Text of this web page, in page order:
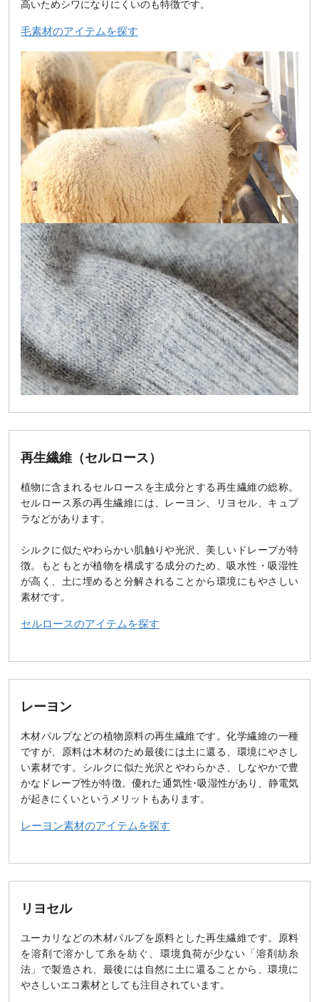
高いためシワになりにくいのも特徴です。
毛素材のアイテムを探す
再生繊維（セルロース）
植物に含まれるセルロースを主成分とする再生繊維の総称。
セルロース系の再生繊維には、レーヨン、リヨセル、キュプ
ラなどがあります。
シルクに似たやわらかい肌触りや光沢、美しいドレープが特
徴。もともとが植物を構成する成分のため、吸水性・吸湿性
が高く、土に埋めると分解されることから環境にもやさしい
素材です。
セルロースのアイテムを探す
レーヨン
木材パルプなどの植物原料の再生繊維です。化学繊維の一種
ですが、原料は木材のため最後には土に還る、環境にやさし
い素材です。シルクに似た光沢とやわらかさ、しなやかで豊
かなドレープ性が特徴。優れた通気性･吸湿性があり、静電気
が起きにくいというメリットもあります。
レーヨン素材のアイテムを探す
リヨセル
ユーカリなどの木材パルプを原料とした再生繊維です。原料
を溶剤で溶かして糸を紡ぐ、環境負荷が少ない「溶剤紡糸
法」で製造され、最後には自然に土に還ることから、環境に
やさしいエコ素材としても注目されています。